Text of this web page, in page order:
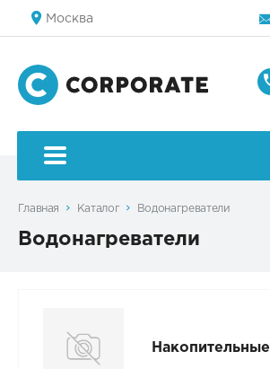
Москва
Главная Каталог Водонагреватели
Водонагреватели
Накопительные